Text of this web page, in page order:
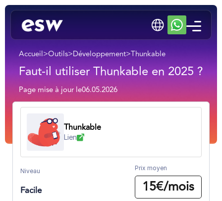
Accueil>Outils>Développement>Thunkable
Faut-il utiliser Thunkable en 2025 ?
Page mise à jour le06.05.2026
Thunkable
Lien
Niveau
Facile
Prix moyen
15€/mois